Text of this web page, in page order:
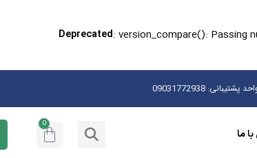
Deprecated: version_compare(): Passing
09031772938
ما
0